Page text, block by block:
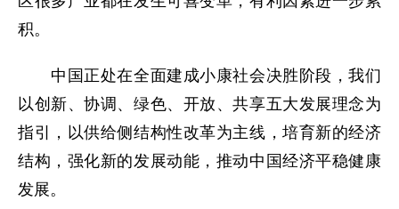
积。
中国正处在全面建成小康社会决胜阶段，我们
以创新、协调、绿色、开放、共享五大发展理念为
指引，以供给侧结构性改革为主线，培育新的经济
结构，强化新的发展动能，推动中国经济平稳健康
发展。